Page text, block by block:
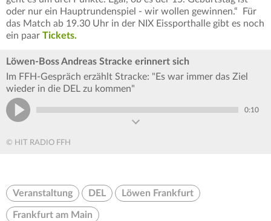
oder nur ein Hauptrundenspiel - wir wollen gewinnen.“ Für
das Match ab 19.30 Uhr in der NIX Eissporthalle gibt es noch
ein paar Tickets.
Löwen-Boss Andreas Stracke erinnert sich
Im FFH-Gespräch erzählt Stracke: "Es war immer das Ziel
wieder in die DEL zu kommen"
0:10
© HIT RADIO FFH
Veranstaltung DEL Löwen Frankfurt
Frankfurt am Main